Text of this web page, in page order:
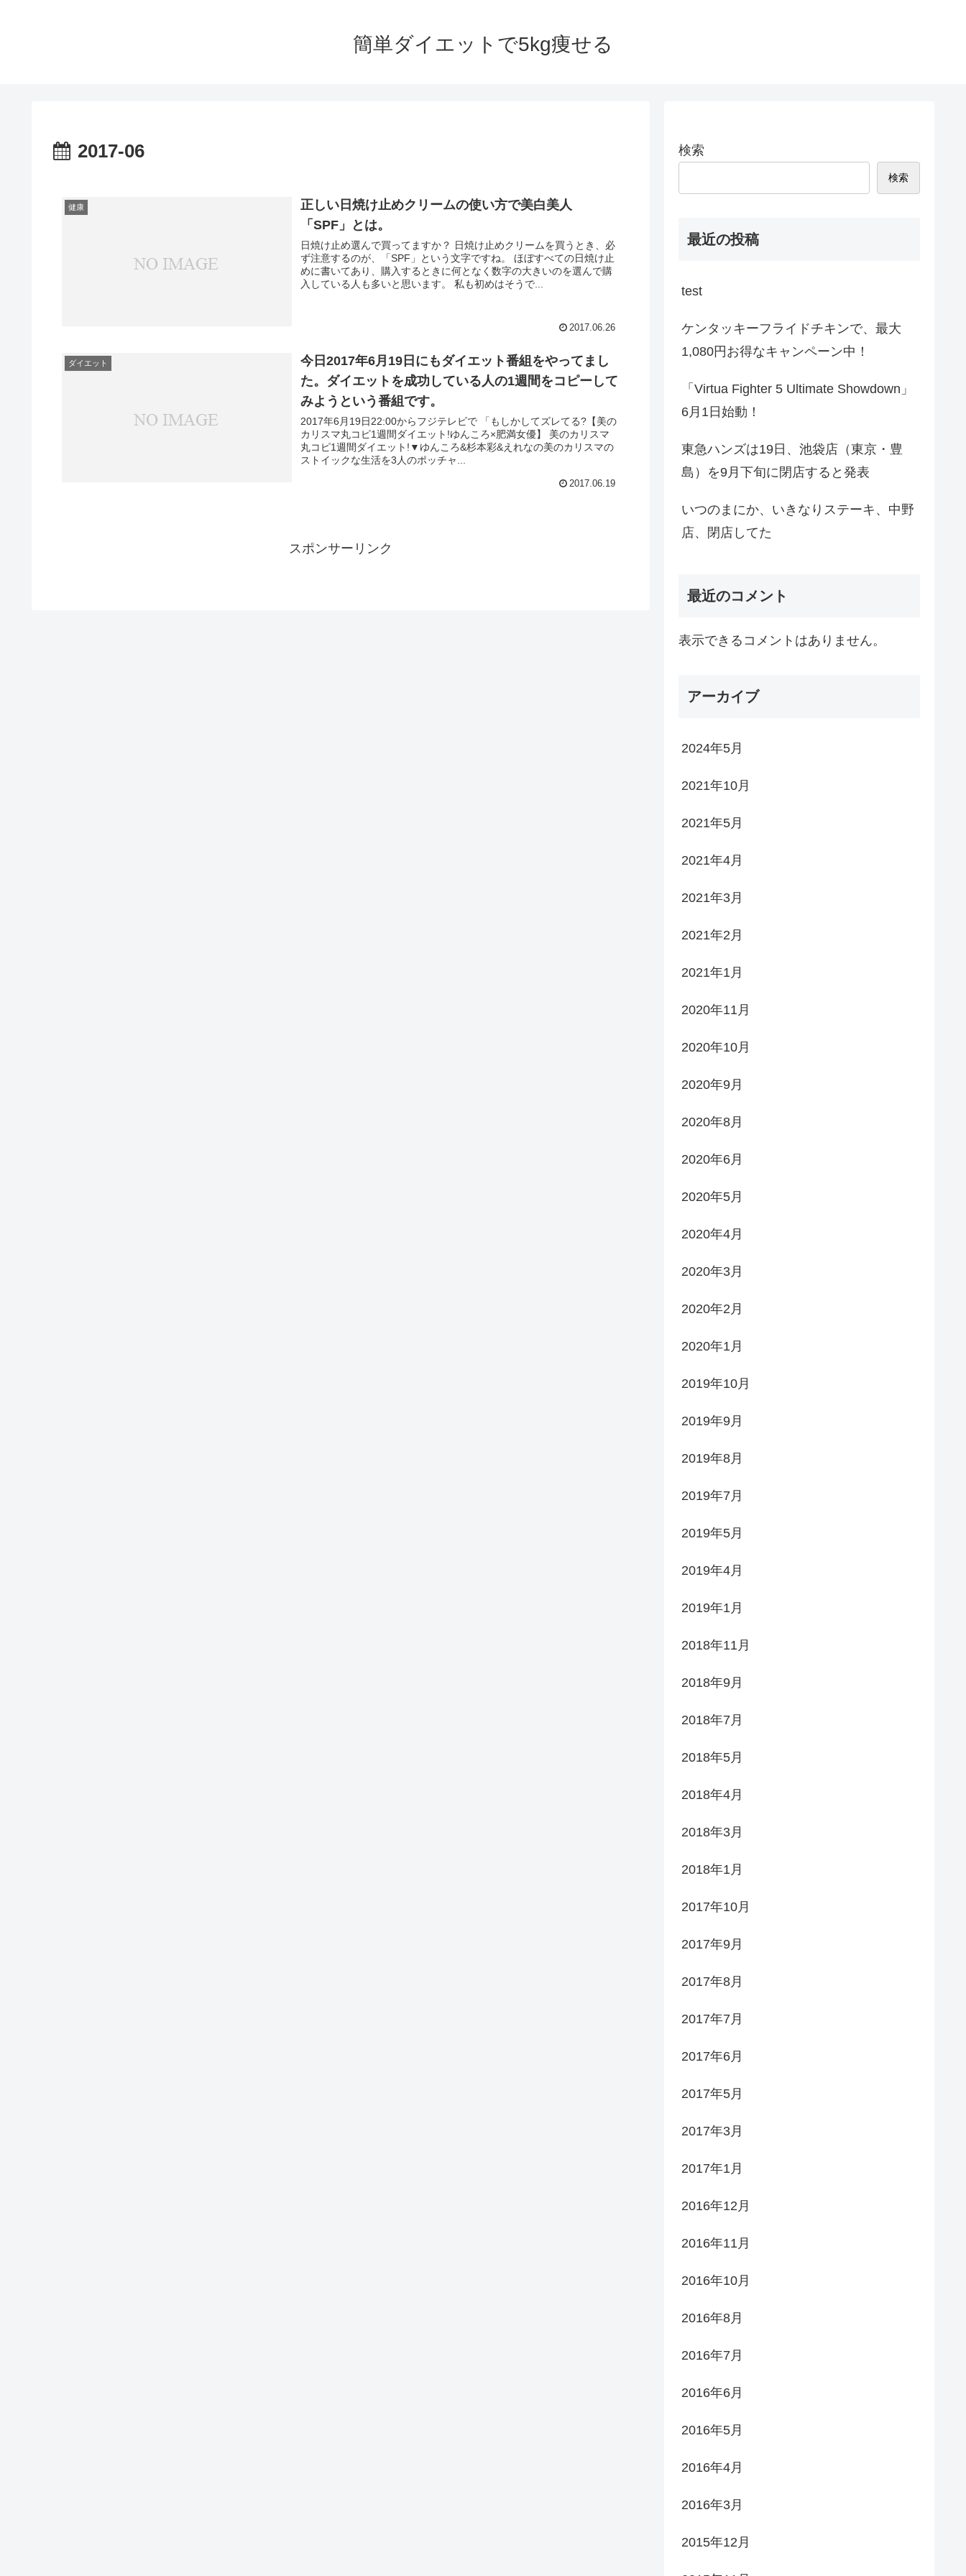
簡単ダイエットで5kg痩せる
2017-06
健康
正しい日焼け止めクリームの使い方で美白美人
「SPF」とは。
日焼け止め選んで買ってますか？ 日焼け止めクリームを買うとき、必
ず注意するのが、「SPF」という文字ですね。 ほぼすべての日焼け止
めに書いてあり、購入するときに何となく数字の大きいのを選んで購
入している人も多いと思います。 私も初めはそうで...
2017.06.26
ダイエット
今日2017年6月19日にもダイエット番組をやってまし
た。ダイエットを成功している人の1週間をコピーして
みようという番組です。
2017年6月19日22:00からフジテレビで 「もしかしてズレてる?【美の
カリスマ丸コピ1週間ダイエット!ゆんころ×肥満女優】 美のカリスマ
丸コピ1週間ダイエット!▼ゆんころ&杉本彩&えれなの美のカリスマの
ストイックな生活を3人のポッチャ...
2017.06.19
スポンサーリンク
検索
検索
最近の投稿
test
ケンタッキーフライドチキンで、最大
1,080円お得なキャンペーン中！
「Virtua Fighter 5 Ultimate Showdown」
6月1日始動！
東急ハンズは19日、池袋店（東京・豊
島）を9月下旬に閉店すると発表
いつのまにか、いきなりステーキ、中野
店、閉店してた
最近のコメント
表示できるコメントはありません。
アーカイブ
2024年5月
2021年10月
2021年5月
2021年4月
2021年3月
2021年2月
2021年1月
2020年11月
2020年10月
2020年9月
2020年8月
2020年6月
2020年5月
2020年4月
2020年3月
2020年2月
2020年1月
2019年10月
2019年9月
2019年8月
2019年7月
2019年5月
2019年4月
2019年1月
2018年11月
2018年9月
2018年7月
2018年5月
2018年4月
2018年3月
2018年1月
2017年10月
2017年9月
2017年8月
2017年7月
2017年6月
2017年5月
2017年3月
2017年1月
2016年12月
2016年11月
2016年10月
2016年8月
2016年7月
2016年6月
2016年5月
2016年4月
2016年3月
2015年12月